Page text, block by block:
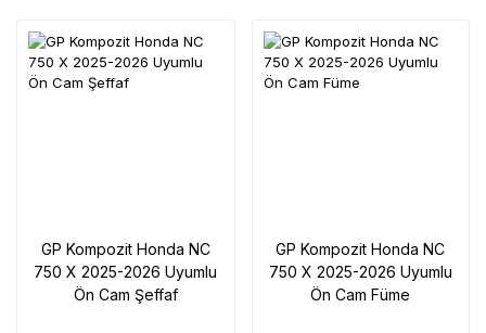
GP Kompozit Honda NC
750 X 2025-2026 Uyumlu
Ön Cam Şeffaf
GP Kompozit Honda NC
750 X 2025-2026 Uyumlu
Ön Cam Füme